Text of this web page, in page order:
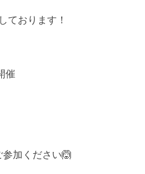
ております！
催
参加ください🙆